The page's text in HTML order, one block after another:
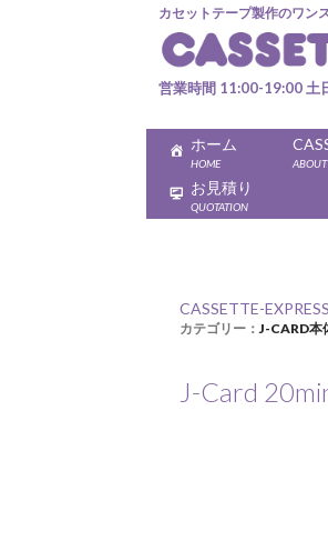
カセットテープ製作のワン
営業時間 11:00-19:00 土
ホーム
HOME ABOUT
お見積り
QUOTATION
CASSETTE-EXPRESS
カテゴリー：J-CARD本
J-Card